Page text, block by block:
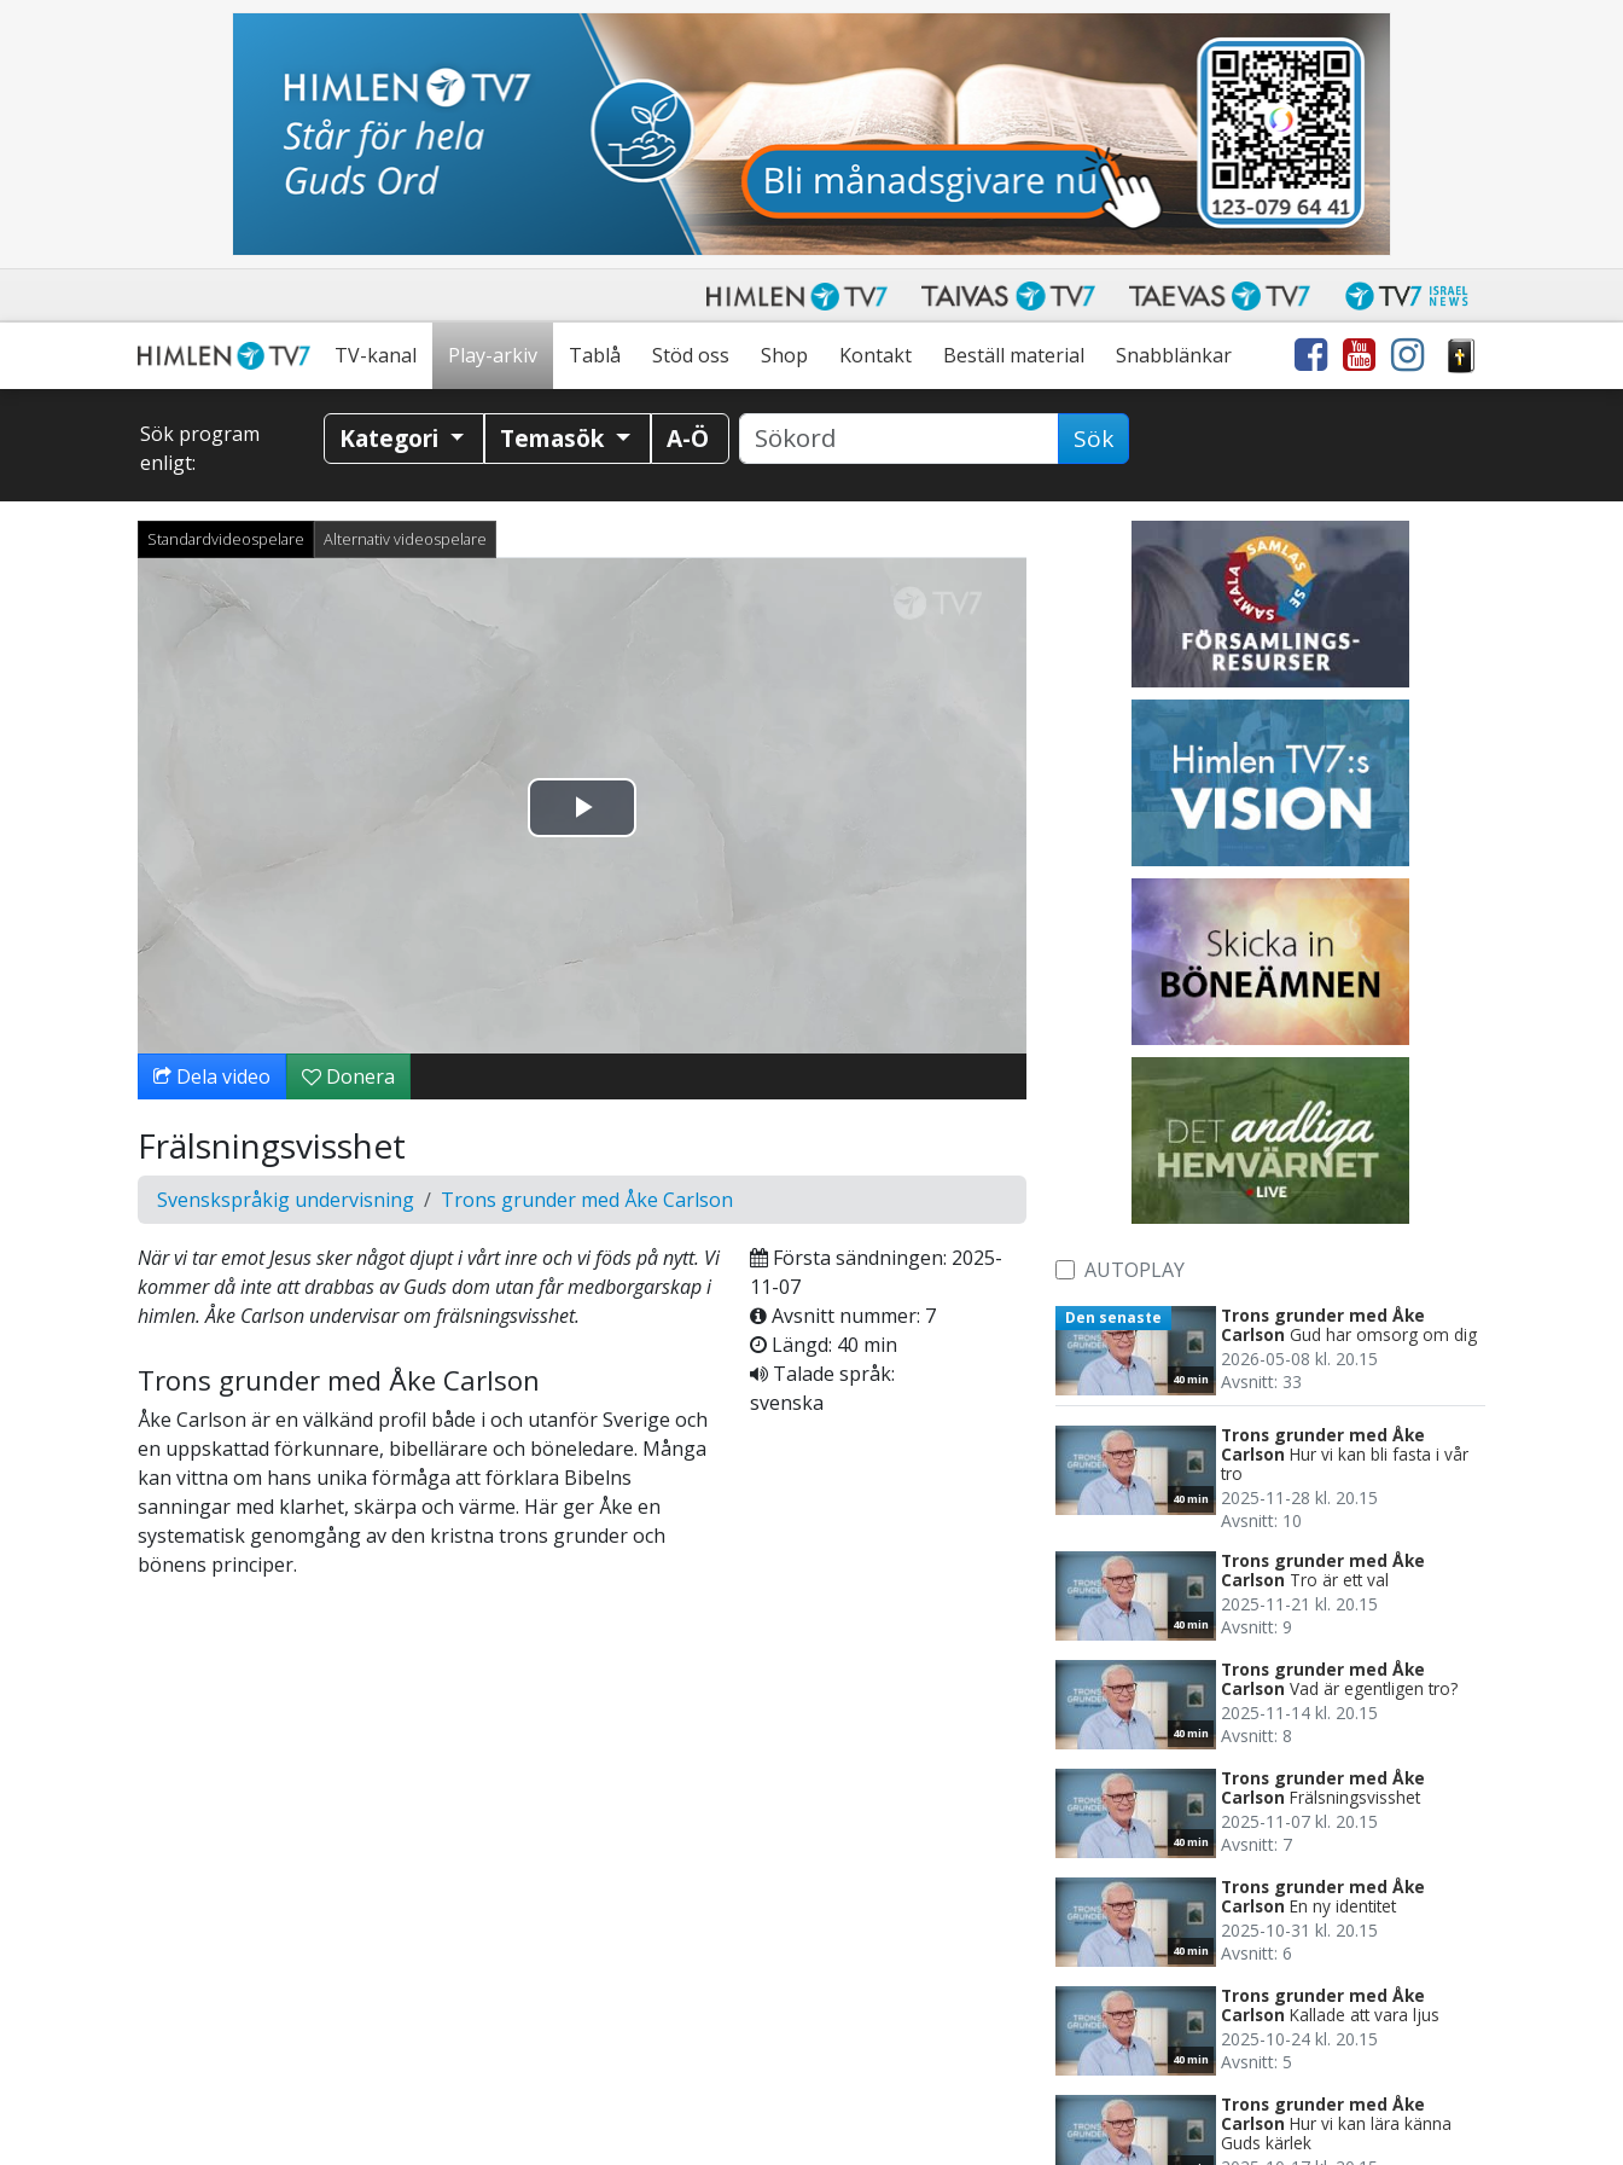
TV-kanal Play-arkiv Tablå Stöd oss Shop Kontakt Beställ material Snabblänkar
Sök program
enligt:
Kategori Temasök A-Ö Sök
Standardvideospelare Alternativ videospelare
Spela
video
Dela video Donera
Frälsningsvisshet
Svenskspråkig undervisning Trons grunder med Åke Carlson
När vi tar emot Jesus sker något djupt i vårt inre och vi föds på nytt. Vi
kommer då inte att drabbas av Guds dom utan får medborgarskap i
himlen. Åke Carlson undervisar om frälsningsvisshet.
Trons grunder med Åke Carlson
Åke Carlson är en välkänd profil både i och utanför Sverige och
en uppskattad förkunnare, bibellärare och böneledare. Många
kan vittna om hans unika förmåga att förklara Bibelns
sanningar med klarhet, skärpa och värme. Här ger Åke en
systematisk genomgång av den kristna trons grunder och
bönens principer.
Första sändningen: 2025-
11-07
Avsnitt nummer: 7
Längd: 40 min
Talade språk:
svenska
AUTOPLAY
40 min
Den senaste
Trons grunder med Åke
Carlson Gud har omsorg om dig
2026-05-08 kl. 20.15
Avsnitt: 33
40 min
Trons grunder med Åke
Carlson Hur vi kan bli fasta i vår
tro
2025-11-28 kl. 20.15
Avsnitt: 10
40 min
Trons grunder med Åke
Carlson Tro är ett val
2025-11-21 kl. 20.15
Avsnitt: 9
40 min
Trons grunder med Åke
Carlson Vad är egentligen tro?
2025-11-14 kl. 20.15
Avsnitt: 8
40 min
Trons grunder med Åke
Carlson Frälsningsvisshet
2025-11-07 kl. 20.15
Avsnitt: 7
40 min
Trons grunder med Åke
Carlson En ny identitet
2025-10-31 kl. 20.15
Avsnitt: 6
40 min
Trons grunder med Åke
Carlson Kallade att vara ljus
2025-10-24 kl. 20.15
Avsnitt: 5
Trons grunder med Åke
Carlson Hur vi kan lära känna
Guds kärlek